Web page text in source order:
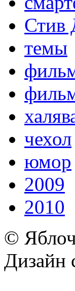
Стив
темы
чехол
юмор
2009
2010
©
Дизайн